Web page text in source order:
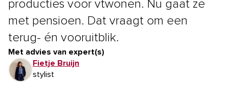
producties voor vtwonen. Nu gaat ze
met pensioen. Dat vraagt om een
terug- én vooruitblik.
Met advies van expert(s)
Fietje Bruijn
stylist